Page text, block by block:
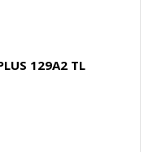
129A2 TL